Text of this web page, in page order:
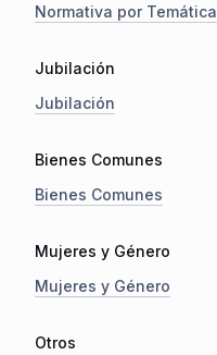
Normativa por Temática
Jubilación
Jubilación
Bienes Comunes
Bienes Comunes
Mujeres y Género
Mujeres y Género
Otros